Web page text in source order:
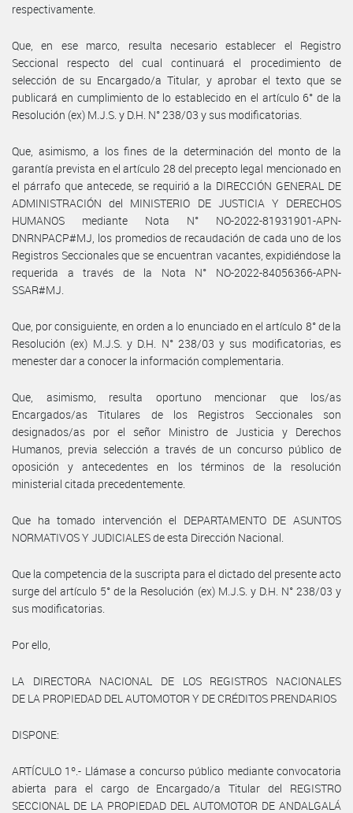
respectivamente.
Que, en ese marco, resulta necesario establecer el Registro
Seccional respecto del cual continuará el procedimiento de
selección de su Encargado/a Titular, y aprobar el texto que se
publicará en cumplimiento de lo establecido en el artículo 6° de la
Resolución (ex) M.J.S. y D.H. N° 238/03 y sus modificatorias.
Que, asimismo, a los fines de la determinación del monto de la
garantía prevista en el artículo 28 del precepto legal mencionado en
el párrafo que antecede, se requirió a la DIRECCIÓN GENERAL DE
ADMINISTRACIÓN del MINISTERIO DE JUSTICIA Y DERECHOS
HUMANOS mediante Nota N° NO-2022-81931901-APN-
DNRNPACP#MJ, los promedios de recaudación de cada uno de los
Registros Seccionales que se encuentran vacantes, expidiéndose la
requerida a través de la Nota N° NO-2022-84056366-APN-
SSAR#MJ.
Que, por consiguiente, en orden a lo enunciado en el artículo 8° de la
Resolución (ex) M.J.S. y D.H. N° 238/03 y sus modificatorias, es
menester dar a conocer la información complementaria.
Que, asimismo, resulta oportuno mencionar que los/as
Encargados/as Titulares de los Registros Seccionales son
designados/as por el señor Ministro de Justicia y Derechos
Humanos, previa selección a través de un concurso público de
oposición y antecedentes en los términos de la resolución
ministerial citada precedentemente.
Que ha tomado intervención el DEPARTAMENTO DE ASUNTOS
NORMATIVOS Y JUDICIALES de esta Dirección Nacional.
Que la competencia de la suscripta para el dictado del presente acto
surge del artículo 5° de la Resolución (ex) M.J.S. y D.H. N° 238/03 y
sus modificatorias.
Por ello,
LA DIRECTORA NACIONAL DE LOS REGISTROS NACIONALES
DE LA PROPIEDAD DEL AUTOMOTOR Y DE CRÉDITOS PRENDARIOS
DISPONE:
ARTÍCULO 1º.- Llámase a concurso público mediante convocatoria
abierta para el cargo de Encargado/a Titular del REGISTRO
SECCIONAL DE LA PROPIEDAD DEL AUTOMOTOR DE ANDALGALÁ